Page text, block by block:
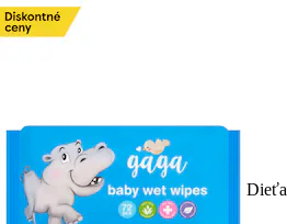
Dieťa